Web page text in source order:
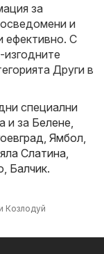
за
и
ефективно. С
Други в
специални
и за Белене
Ямбол
Слатина
Балчик.
Козлодуй